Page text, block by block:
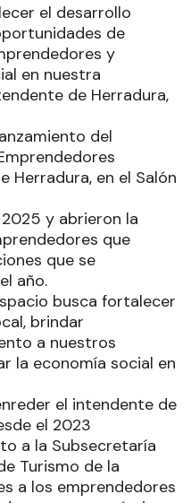
el desarrollo
de
y
en nuestra
de Herradura,
del
Herradura, en el Salón
y abrieron la
que
que se
año.
busca fortalecer
brindar
a nuestros
la economía social en
el intendente de
el 2023
a la Subsecretaría
Turismo de la
a los emprendedores